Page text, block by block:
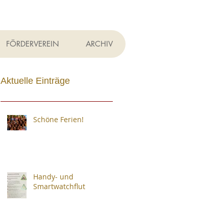
FÖRDERVEREIN ARCHIV
Aktuelle Einträge
Schöne Ferien!
Handy- und
Smartwatchflut